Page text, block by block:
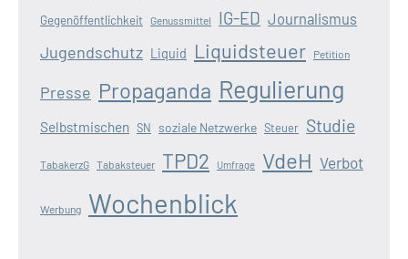
Gegenöffentlichkeit Genussmittel IG-ED Journalismus
Jugendschutz Liquid Liquidsteuer Petition
Presse Propaganda Regulierung
Selbstmischen SN soziale Netzwerke Steuer Studie
TabakerzG Tabaksteuer TPD2 Umfrage VdeH Verbot
Werbung Wochenblick